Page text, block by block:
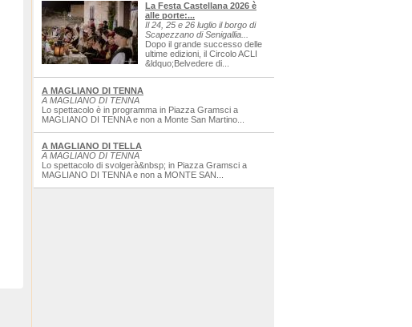
La Festa Castellana 2026 è
alle porte:...
Il 24, 25 e 26 luglio il borgo di
Scapezzano di Senigallia...
Dopo il grande successo delle
ultime edizioni, il Circolo ACLI
&ldquo;Belvedere di...
A MAGLIANO DI TENNA
A MAGLIANO DI TENNA
Lo spettacolo è in programma in Piazza Gramsci a
MAGLIANO DI TENNA e non a Monte San Martino...
A MAGLIANO DI TELLA
A MAGLIANO DI TENNA
Lo spettacolo di svolgerà&nbsp; in Piazza Gramsci a
MAGLIANO DI TENNA e non a MONTE SAN...